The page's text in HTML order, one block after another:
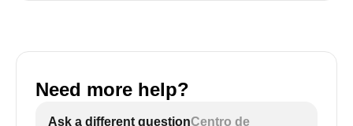
Need more help?
Ask a different questionCentro de